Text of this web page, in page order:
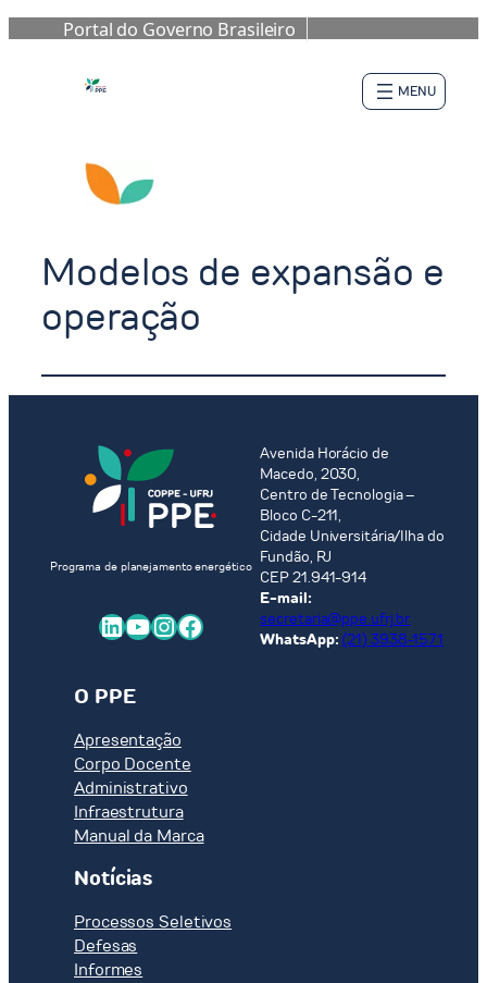
Portal do Governo Brasileiro
Modelos de expansão e
operação
Programa de planejamento energético
LinkedIn Youtube InstagramFacebook
Avenida Horácio de
Macedo, 2030,
Centro de Tecnologia –
Bloco C-211,
Cidade Universitária/Ilha do
Fundão, RJ
CEP 21.941-914
E-mail:
secretaria@ppe.ufrj.br
WhatsApp: (21) 3938-1571
O PPE
Apresentação
Corpo Docente
Administrativo
Infraestrutura
Manual da Marca
Notícias
Processos Seletivos
Defesas
Informes